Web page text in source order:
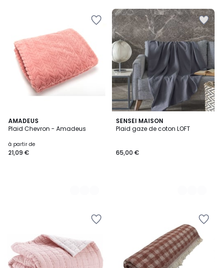
AMADEUS
Plaid Chevron - Amadeus
à partir de
21,09 €
13
Couleurs
SENSEI MAISON
Plaid gaze de coton LOFT
65,00 €
7
Couleurs